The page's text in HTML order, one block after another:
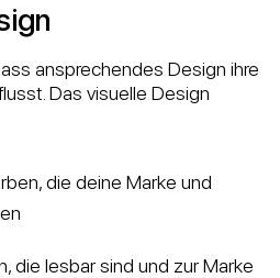
ansprechendes Design ihre
Das visuelle Design
die deine Marke und
die lesbar sind und zur Marke